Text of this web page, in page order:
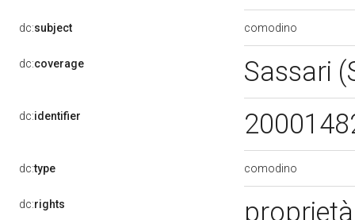
dc:subject comodino
dc:coverage Sassari
dc:identifier
dc:type comodino
dc:rights